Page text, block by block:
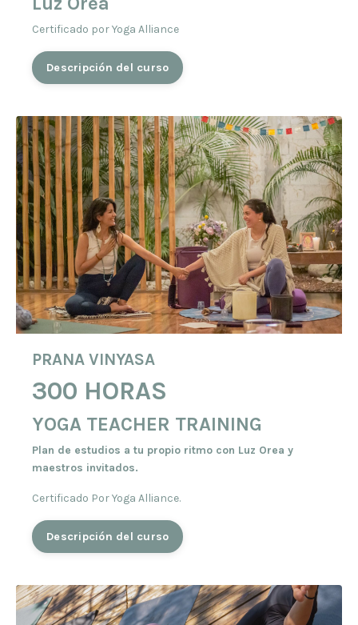
Certificado por Yoga Alliance
Descripción del curso
PRANA VINYASA
300 HORAS
YOGA TEACHER TRAINING
Plan de estudios a tu propio ritmo con Luz Orea y
maestros invitados.
Certificado Por Yoga Alliance.
Descripción del curso